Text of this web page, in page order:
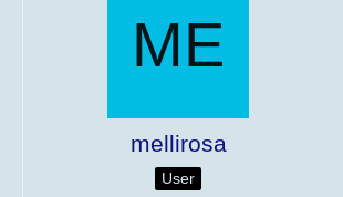
mellirosa
User